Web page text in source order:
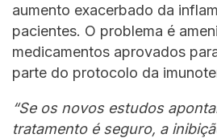
aumento exacerbado da
pacientes. O problema é
medicamentos aprovados
parte do protocolo da
“Se os novos estudos
tratamento é seguro, a